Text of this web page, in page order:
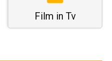
Film in Tv